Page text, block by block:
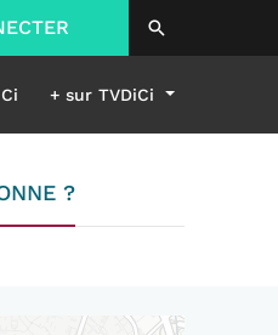
+ sur TVDiCi
?